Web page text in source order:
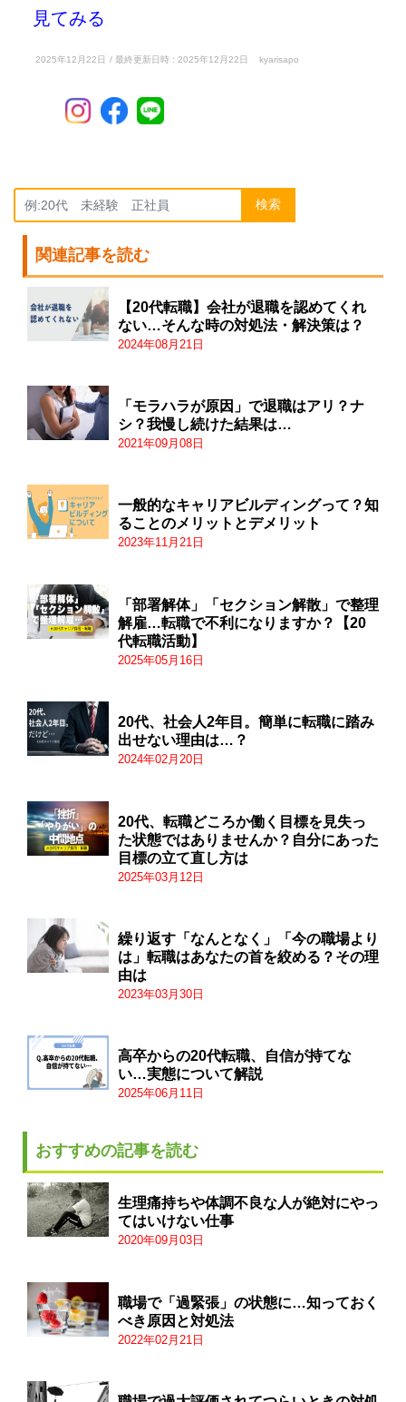
見てみる
2025年12月22日 / 最終更新日時 : 2025年12月22日 kyarisapo
検索
関連記事を読む
【20代転職】会社が退職を認めてくれ
ない…そんな時の対処法・解決策は？
2024年08月21日
「モラハラが原因」で退職はアリ？ナ
シ？我慢し続けた結果は…
2021年09月08日
一般的なキャリアビルディングって？知
ることのメリットとデメリット
2023年11月21日
「部署解体」「セクション解散」で整理
解雇…転職で不利になりますか？【20
代転職活動】
2025年05月16日
20代、社会人2年目。簡単に転職に踏み
出せない理由は…？
2024年02月20日
20代、転職どころか働く目標を見失っ
た状態ではありませんか？自分にあった
目標の立て直し方は
2025年03月12日
繰り返す「なんとなく」「今の職場より
は」転職はあなたの首を絞める？その理
由は
2023年03月30日
高卒からの20代転職、自信が持てな
い…実態について解説
2025年06月11日
おすすめの記事を読む
生理痛持ちや体調不良な人が絶対にやっ
てはいけない仕事
2020年09月03日
職場で「過緊張」の状態に…知っておく
べき原因と対処法
2022年02月21日